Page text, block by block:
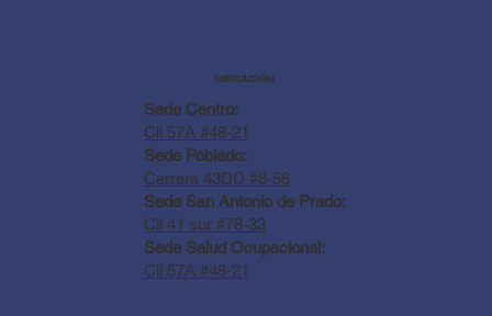
UBICACIÓN
Sede Centro:
Cll 57A #48-21
Sede Poblado:
Carrera 43DD #8-56
Sede San Antonio de Prado:
Cll 41 sur #78-33
Sede Salud Ocupacional:
Cll 57A #48-21